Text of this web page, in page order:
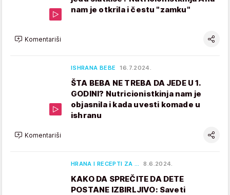
nam je otkrila i čestu "zamku"
Komentariši
ISHRANA BEBE 16.7.2024.
ŠTA BEBA NE TREBA DA JEDE U 1.
GODINI? Nutricionistkinja nam je
objasnila i kada uvesti komade u
ishranu
Komentariši
HRANA I RECEPTI ZA … 8.6.2024.
KAKO DA SPREČITE DA DETE
POSTANE IZBIRLJIVO: Saveti